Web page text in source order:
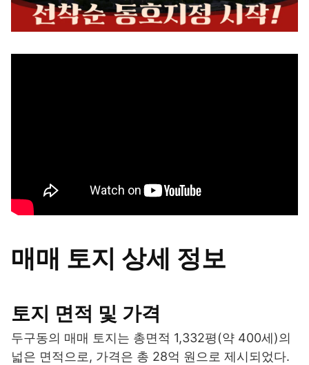
매매 토지 상세 정보
토지 면적 및 가격
두구동의 매매 토지는 총면적 1,332평(약 400세)의
넓은 면적으로, 가격은 총 28억 원으로 제시되었다.